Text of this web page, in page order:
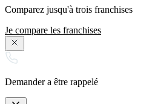
Comparez jusqu'à trois franchises
Je compare les franchises
Demander a être rappelé